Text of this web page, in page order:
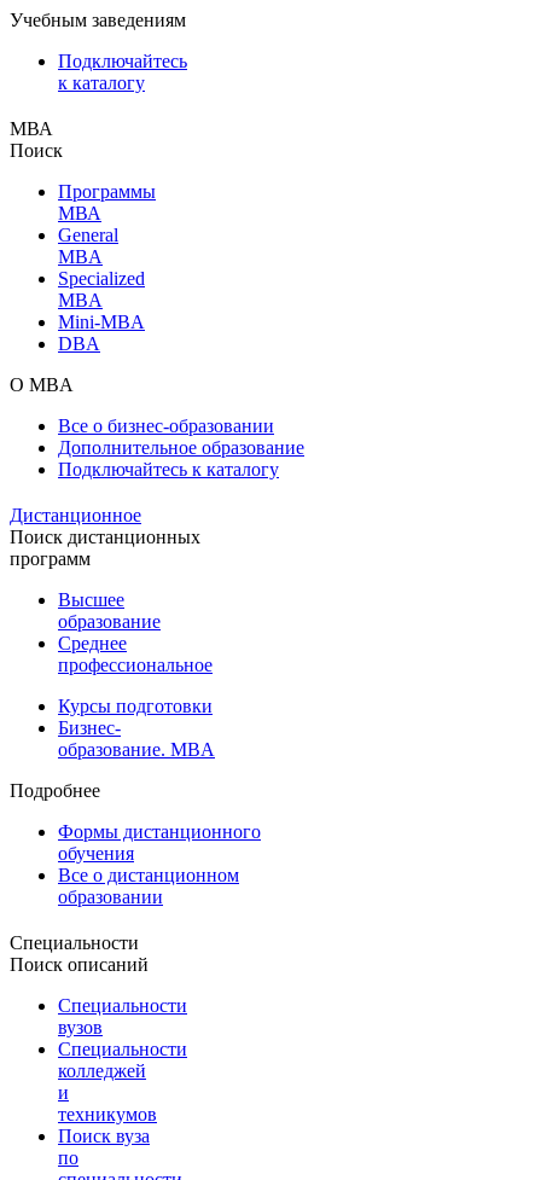
Учебным заведениям
Подключайтесь
к каталогу
МВА
Поиск
Программы
МВА
General
MBA
Specialized
MBA
Mini-MBA
DBA
О MBA
Все о бизнес-образовании
Дополнительное образование
Подключайтесь к каталогу
Дистанционное
Поиск дистанционных
программ
Высшее
образование
Среднее
профессиональное
Курсы подготовки
Бизнес-
образование. MBA
Подробнее
Формы дистанционного
обучения
Все о дистанционном
образовании
Специальности
Поиск описаний
Специальности
вузов
Специальности
колледжей
и
техникумов
Поиск вуза
по